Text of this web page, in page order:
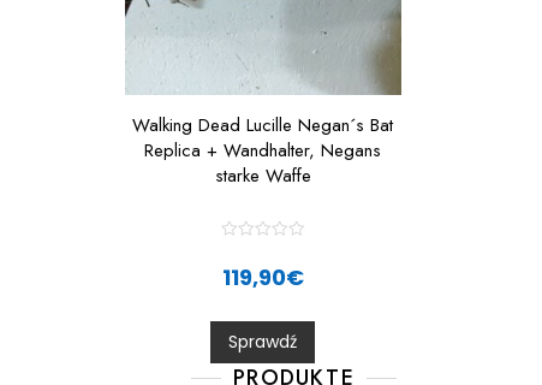
Walking Dead Lucille Negan´s Bat
Replica + Wandhalter, Negans
starke Waffe
0
o
u
t
119,90€
Sprawdź
PRODUKTE